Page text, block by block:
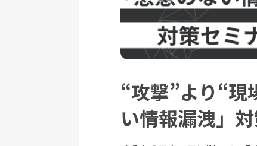
“攻撃”より“現
い情報漏洩」